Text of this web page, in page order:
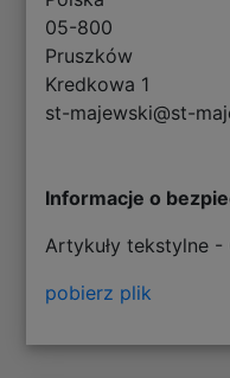
05-800
Pruszków
Kredkowa 1
st-majewski@st-
Informacje o
Artykuły tekstylne -
pobierz plik